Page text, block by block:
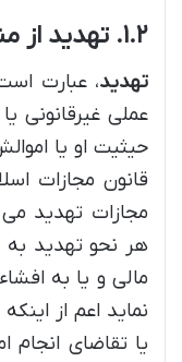
۱.۲. تهدید از منظر قانون
تهدید، عبارت
عملی غیرقانونی
قانون مجازات
مجازات تهدید
هر نحو تهدید
مالی و یا به
نماید اعم از
یا تقاضای انجام